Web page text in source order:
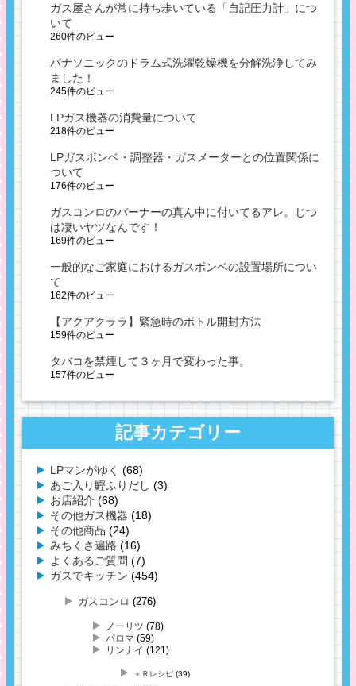
ガス屋さんが常に持ち歩いている「自記圧力計」につ
いて
260件のビュー
パナソニックのドラム式洗濯乾燥機を分解洗浄してみ
ました！
245件のビュー
LPガス機器の消費量について
218件のビュー
LPガスボンベ・調整器・ガスメーターとの位置関係に
ついて
176件のビュー
ガスコンロのバーナーの真ん中に付いてるアレ。じつ
は凄いヤツなんです！
169件のビュー
一般的なご家庭におけるガスボンベの設置場所につい
て
162件のビュー
【アクアクララ】緊急時のボトル開封方法
159件のビュー
タバコを禁煙して３ヶ月で変わった事。
157件のビュー
記事カテゴリー
LPマンがゆく (68)
あご入り鰹ふりだし (3)
お店紹介 (68)
その他ガス機器 (18)
その他商品 (24)
みちくさ遍路 (16)
よくあるご質問 (7)
ガスでキッチン (454)
ガスコンロ (276)
ノーリツ (78)
パロマ (59)
リンナイ (121)
＋Ｒレシピ (39)